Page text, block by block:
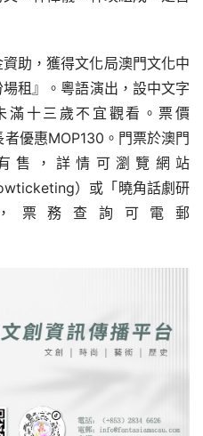
助，獲得文化局澳門文化中
租』。粵語演出，設中文字
滿十三歲不宜觀看。票價
優惠MOP130。門票於澳門
售，詳情可瀏覽網站
）或「曉角話劇研
票務查詢可電郵